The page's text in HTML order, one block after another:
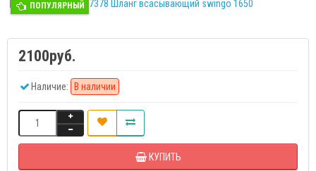
ПОПУЛЯРНЫЙ
2100руб.
Наличие: В наличии
КУПИТЬ